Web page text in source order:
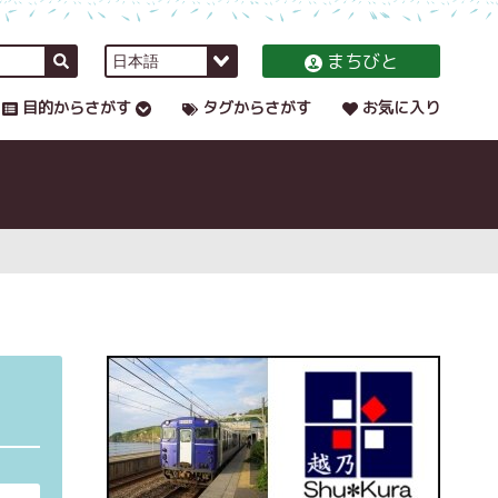
まちびと
目的からさがす タグからさがす お気に入り